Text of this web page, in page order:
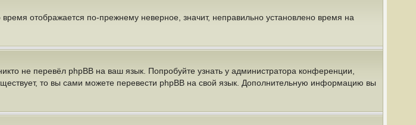
отображается по-прежнему неверное, значит, неправильно установлено время на
не перевёл phpBB на ваш язык. Попробуйте узнать у администратора конференции,
то вы сами можете перевести phpBB на свой язык. Дополнительную информацию вы